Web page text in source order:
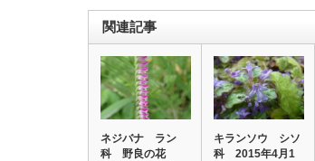
関連記事
ネジバナ ラン
科 野良の花
キランソウ シソ
科 2015年4月1